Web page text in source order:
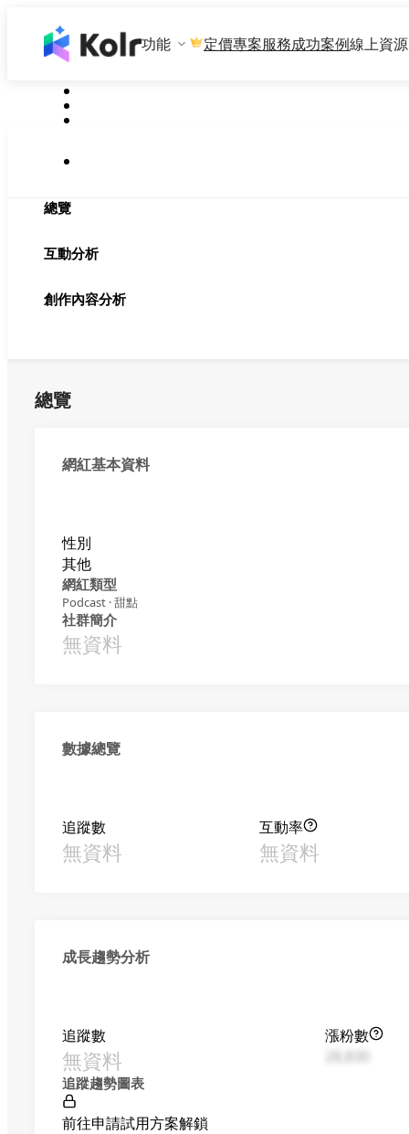
功能 定價專案服務成功案例線上資源
總覽
互動分析
創作內容分析
總覽
網紅基本資料
性別
其他
網紅類型
Podcast · 甜點
社群簡介
無資料
數據總覽
追蹤數
無資料
互動率
無資料
成長趨勢分析
追蹤數
無資料
漲粉數
追蹤趨勢圖表
前往申請試用方案解鎖